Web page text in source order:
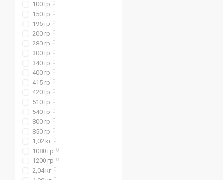
100 гр 0
150 гр 0
195 гр 0
200 гр 0
280 гр 0
300 гр 0
340 гр 0
400 гр 0
415 гр 0
420 гр 0
510 гр 0
540 гр 0
800 гр 0
850 гр 0
1,02 кг 0
1080 гр 0
1200 гр 0
2,04 кг 0